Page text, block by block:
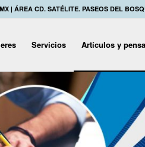
| ÁREA CD. SATÉLITE. PASEOS DEL
Servicios Artículos y